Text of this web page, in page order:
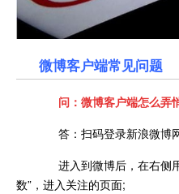
微博客户端常见问题
问：微博客户端怎么弄
答：扫码登录新浪微博
进入到微博后，在右侧
数”，进入关注的页面;